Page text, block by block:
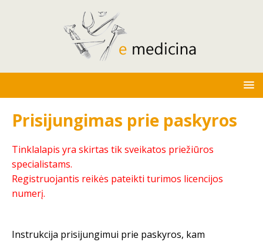
Prisijungimas prie paskyros
Tinklalapis yra skirtas tik sveikatos priežiūros
specialistams.
Registruojantis reikės pateikti turimos licencijos
numerį.
Instrukcija prisijungimui prie paskyros, kam